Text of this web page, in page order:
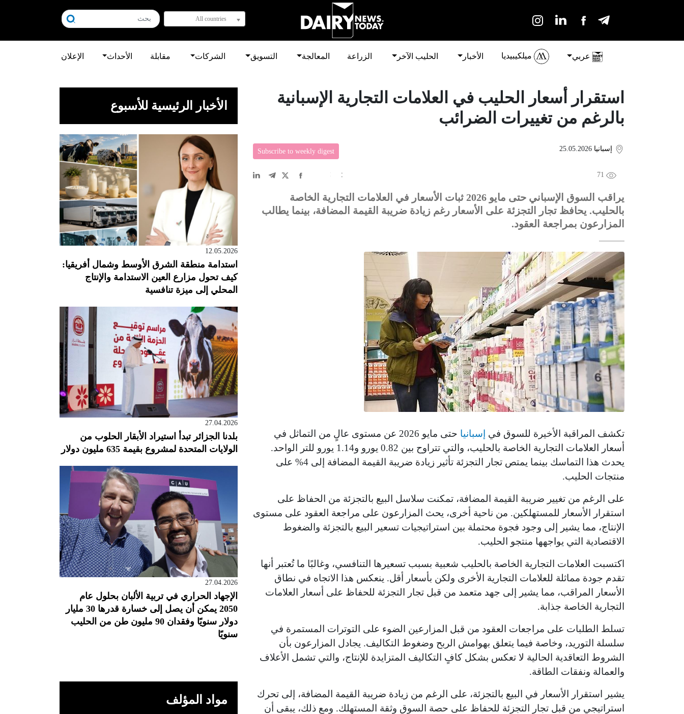
All countries
عربي ميلكيبيديا الأخبار الحليب الآخر الزراعة المعالجة التسويق الشركات مقابلة الأحداث الإعلان
استقرار أسعار الحليب في العلامات التجارية الإسبانية
بالرغم من تغييرات الضرائب
إسبانيا 25.05.2026
Subscribe to weekly digest
71
中文
DE عربى
يراقب السوق الإسباني حتى مايو 2026 ثبات الأسعار في العلامات التجارية الخاصة
بالحليب. يحافظ تجار التجزئة على الأسعار رغم زيادة ضريبة القيمة المضافة، بينما يطالب
المزارعون بمراجعة العقود.
تكشف المراقبة الأخيرة للسوق في إسبانيا
حتى مايو 2026 عن مستوى عالٍ من التماثل في
أسعار العلامات التجارية الخاصة بالحليب، والتي تتراوح بين 0.82 يورو و1.14 يورو للتر الواحد.
يحدث هذا التماسك بينما يمتص تجار التجزئة تأثير زيادة ضريبة القيمة المضافة إلى 4% على
منتجات الحليب.
على الرغم من تغيير ضريبة القيمة المضافة، تمكنت سلاسل البيع بالتجزئة من الحفاظ على
استقرار الأسعار للمستهلكين. من ناحية أخرى، يحث المزارعون على مراجعة العقود على مستوى
الإنتاج، مما يشير إلى وجود فجوة محتملة بين استراتيجيات تسعير البيع بالتجزئة والضغوط
الاقتصادية التي يواجهها منتجو الحليب.
اكتسبت العلامات التجارية الخاصة بالحليب شعبية بسبب تسعيرها التنافسي، وغالبًا ما تُعتبر أنها
تقدم جودة مماثلة للعلامات التجارية الأخرى ولكن بأسعار أقل. ينعكس هذا الاتجاه في نطاق
الأسعار المراقب، مما يشير إلى جهد متعمد من قبل تجار التجزئة للحفاظ على أسعار العلامات
التجارية الخاصة جذابة.
تسلط الطلبات على مراجعات العقود من قبل المزارعين الضوء على التوترات المستمرة في
سلسلة التوريد، وخاصة فيما يتعلق بهوامش الربح وضغوط التكاليف. يجادل المزارعون بأن
الشروط التعاقدية الحالية لا تعكس بشكل كافٍ التكاليف المتزايدة للإنتاج، والتي تشمل الأعلاف
والعمالة ونفقات الطاقة.
يشير استقرار الأسعار في البيع بالتجزئة، على الرغم من زيادة ضريبة القيمة المضافة، إلى تحرك
استراتيجي من قبل تجار التجزئة للحفاظ على حصة السوق وثقة المستهلك. ومع ذلك، يبقى أن
الأخبار الرئيسية للأسبوع
12.05.2026
استدامة منطقة الشرق الأوسط وشمال أفريقيا:
كيف تحول مزارع العين الاستدامة والإنتاج
المحلي إلى ميزة تنافسية
27.04.2026
بلدنا الجزائر تبدأ استيراد الأبقار الحلوب من
الولايات المتحدة لمشروع بقيمة 635 مليون دولار
27.04.2026
الإجهاد الحراري في تربية الألبان بحلول عام
2050 يمكن أن يصل إلى خسارة قدرها 30 مليار
دولار سنويًا وفقدان 90 مليون طن من الحليب
سنويًا
مواد المؤلف